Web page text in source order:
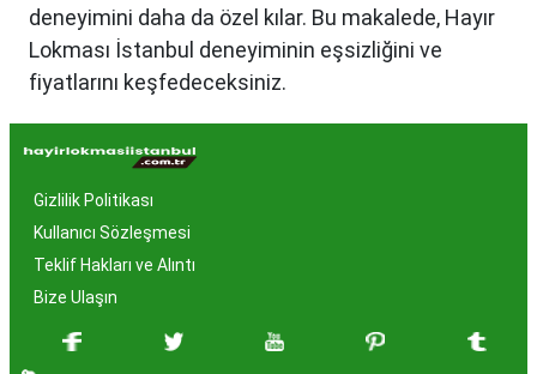
deneyimini daha da özel kılar. Bu makalede, Hayır
Lokması İstanbul deneyiminin eşsizliğini ve
fiyatlarını keşfedeceksiniz.
Hayır Lokması İstanbul'da
Neden Popüler?
İstanbul, tarih ve kültür mirasıyla öne çıkan bir
şehir olmasıyla birlikte, geleneksel lezzetlerle de
zenginleşmiştir. Hayır lokması, özel günlerde
hazırlanan ve lezzetiyle damaklarda unutulmaz
Gizlilik Politikası
Kullanıcı Sözleşmesi
Teklif Hakları ve Alıntı
Bize Ulaşın